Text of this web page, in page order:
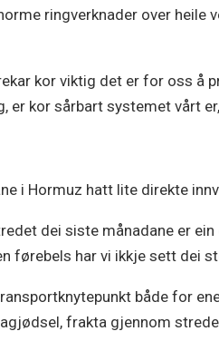
ringverknader over heile
kor viktig det er for oss å
er kor sårbart systemet vårt
i Hormuz hatt lite direkte
dei siste månadane er
førebels har vi ikkje sett dei
både for
frakta gjennom